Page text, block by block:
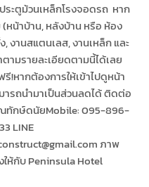
ะตูม้วนเหล็กโรงจอดรถ หาก
หน้าบ้าน, หลังบ้าน หรือ ห้อง
งานสแตนเลส, งานเหล็ก และ
มรายละเอียดตามนี้ได้เลย
รี!หากต้องการให้เข้าไปดูหน้า
ารถนำมาเป็นส่วนลดได้ ติดต่อ
ทักษ์ดนัยMobile: 095-896-
LINE
ภาพ
ห้กับ Peninsula Hotel